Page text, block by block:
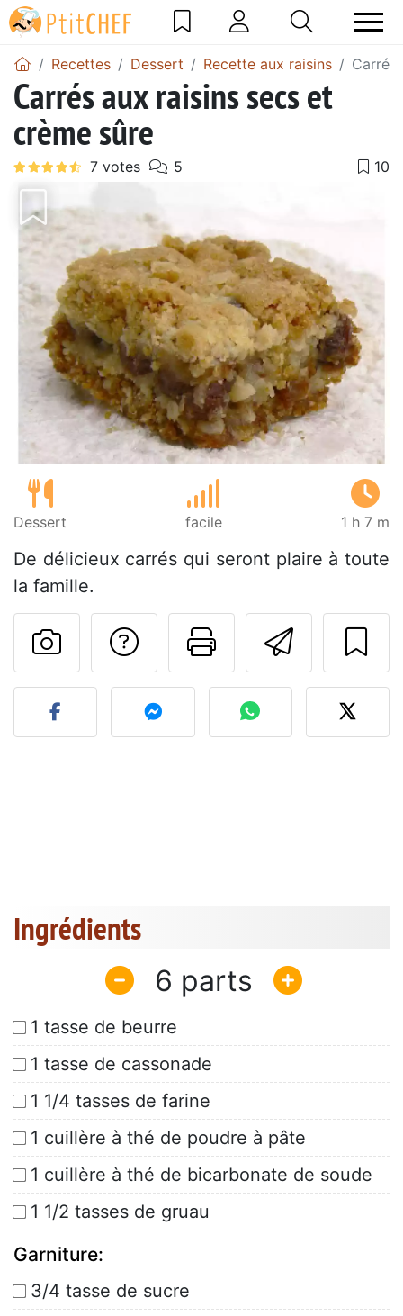
Recettes Dessert Recette aux raisins Carrés
Carrés aux raisins secs et
crème sûre
Dessert facile 1 h 7 m
De délicieux carrés qui seront plaire à toute
la famille.
Imprimer
Poser une
Publier votre photo de
Ingrédients
6
1 tasse de beurre
1 tasse de cassonade
1 1/4 tasses de farine
1 cuillère à thé de poudre à pâte
1 cuillère à thé de bicarbonate de soude
1 1/2 tasses de gruau
Garniture:
3/4 tasse de sucre